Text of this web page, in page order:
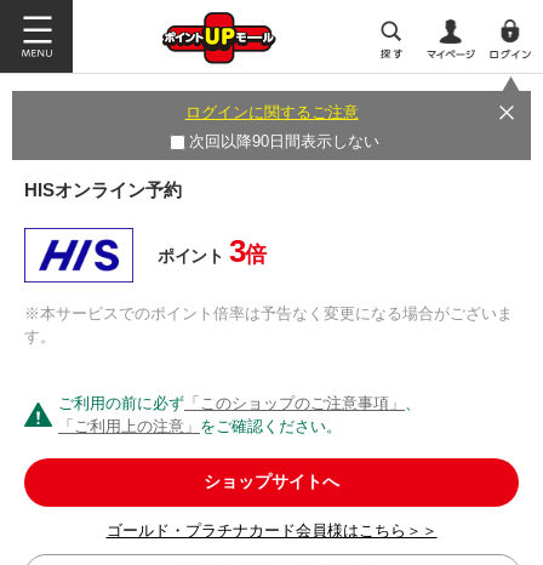
ログインに関するご注意
次回以降90日間表示しない
HISオンライン予約
ポイント 3倍
※本サービスでのポイント倍率は予告なく変更になる場合がございま
す。
ご利用の前に必ず 「このショップのご注意事項」 、
「ご利用上の注意」 をご確認ください。
ショップサイトへ
ゴールド・プラチナカード会員様はこちら＞＞